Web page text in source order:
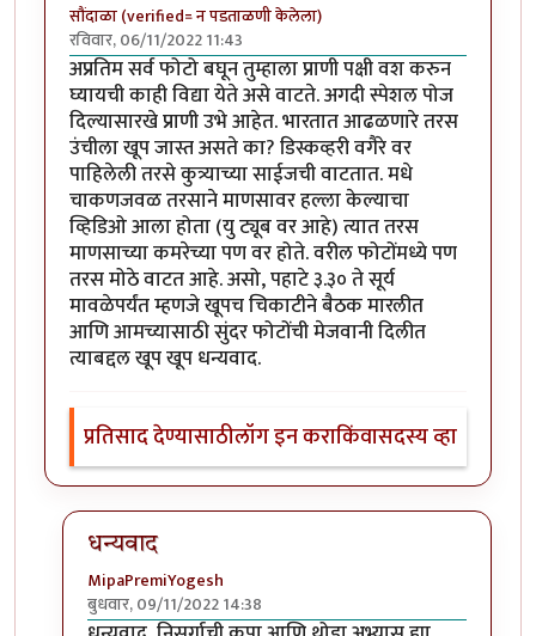
सौंदाळा (verified= न पडताळणी केलेला)
रविवार, 06/11/2022 11:43
अप्रतिम सर्व फोटो बघून तुम्हाला प्राणी पक्षी वश करुन
घ्यायची काही विद्या येते असे वाटते. अगदी स्पेशल पोज
दिल्यासारखे प्राणी उभे आहेत. भारतात आढळणारे तरस
उंचीला खूप जास्त असते का? डिस्कव्हरी वगैरे वर
पाहिलेली तरसे कुत्र्याच्या साईजची वाटतात. मधे
चाकणजवळ तरसाने माणसावर हल्ला केल्याचा
व्हिडिओ आला होता (यु ट्यूब वर आहे) त्यात तरस
माणसाच्या कमरेच्या पण वर होते. वरील फोटोंमध्ये पण
तरस मोठे वाटत आहे. असो, पहाटे ३.३० ते सूर्य
मावळेपर्यंत म्हणजे खूपच चिकाटीने बैठक मारलीत
आणि आमच्यासाठी सुंदर फोटोंची मेजवानी दिलीत
त्याबद्दल खूप खूप धन्यवाद.
प्रतिसाद देण्यासाठीलॉग इन कराकिंवासदस्य व्हा
धन्यवाद
MipaPremiYogesh
बुधवार, 09/11/2022 14:38